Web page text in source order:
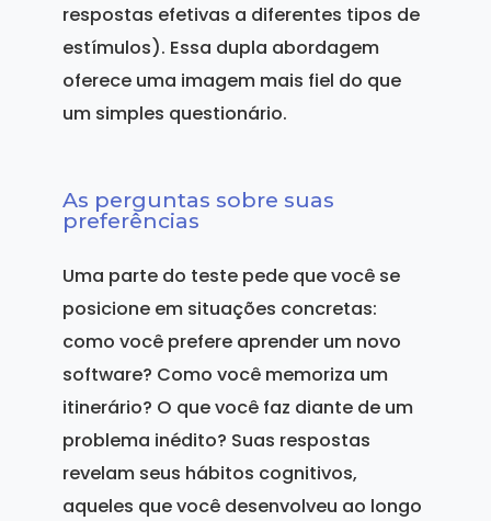
respostas efetivas a diferentes tipos de
estímulos). Essa dupla abordagem
oferece uma imagem mais fiel do que
um simples questionário.
As perguntas sobre suas
preferências
Uma parte do teste pede que você se
posicione em situações concretas:
como você prefere aprender um novo
software? Como você memoriza um
itinerário? O que você faz diante de um
problema inédito? Suas respostas
revelam seus hábitos cognitivos,
aqueles que você desenvolveu ao longo